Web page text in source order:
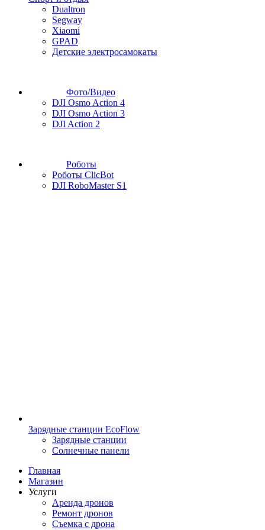
Dualtron
Segway
Xiaomi
GPAD
Детские электросамокаты
Фото/Видео
DJI Osmo Action 4
DJI Osmo Action 3
DJI Action 2
Роботы
Роботы ClicBot
DJI RoboMaster S1
Зарядные станции EcoFlow
Зарядные станции
Солнечные панели
Главная
Магазин
Услуги
Аренда дронов
Ремонт дронов
Съемка с дрона